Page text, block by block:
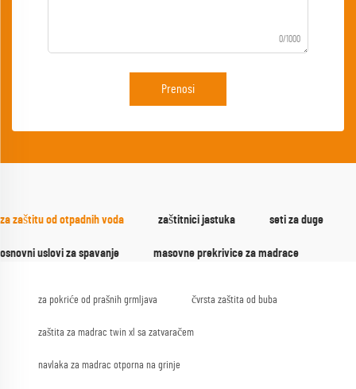
0/1000
Prenosi
za zaštitu od otpadnih voda zaštitnici jastuka seti za duge
osnovni uslovi za spavanje masovne prekrivice za madrace
za pokriće od prašnih grmljava čvrsta zaštita od buba
zaštita za madrac twin xl sa zatvaračem
navlaka za madrac otporna na grinje